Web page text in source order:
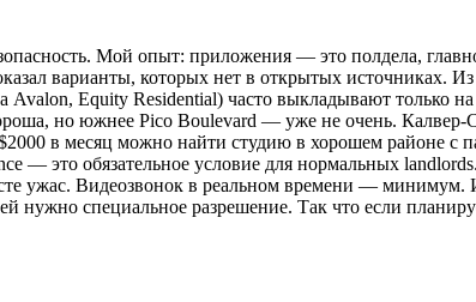
Мой опыт: приложения — это полдела,
варианты, которых нет в открытых источниках.
Equity Residential) часто выкладывают только на
но южнее Pico Boulevard — уже не очень. Калвер-
в месяц можно найти студию в хорошем районе с
— это обязательное условие для нормальных
ужас. Видеозвонок в реальном времени — минимум.
специальное разрешение. Так что если